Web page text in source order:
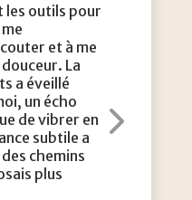
les outils pour
et à me
La
a éveillé
un écho
de vibrer en
subtile a
chemins
plus